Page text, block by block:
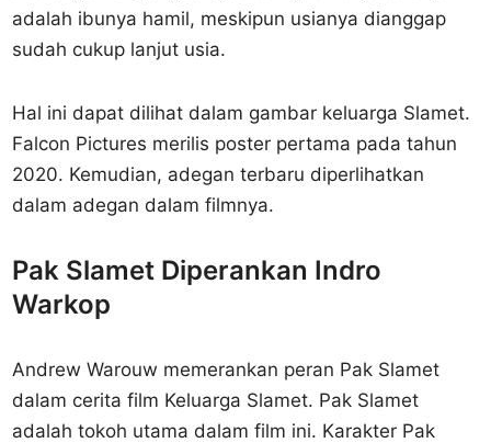
adalah ibunya hamil, meskipun usianya dianggap
sudah cukup lanjut usia.
Hal ini dapat dilihat dalam gambar keluarga Slamet.
Falcon Pictures merilis poster pertama pada tahun
2020. Kemudian, adegan terbaru diperlihatkan
dalam adegan dalam filmnya.
Pak Slamet Diperankan Indro
Warkop
Andrew Warouw memerankan peran Pak Slamet
dalam cerita film Keluarga Slamet. Pak Slamet
adalah tokoh utama dalam film ini. Karakter Pak